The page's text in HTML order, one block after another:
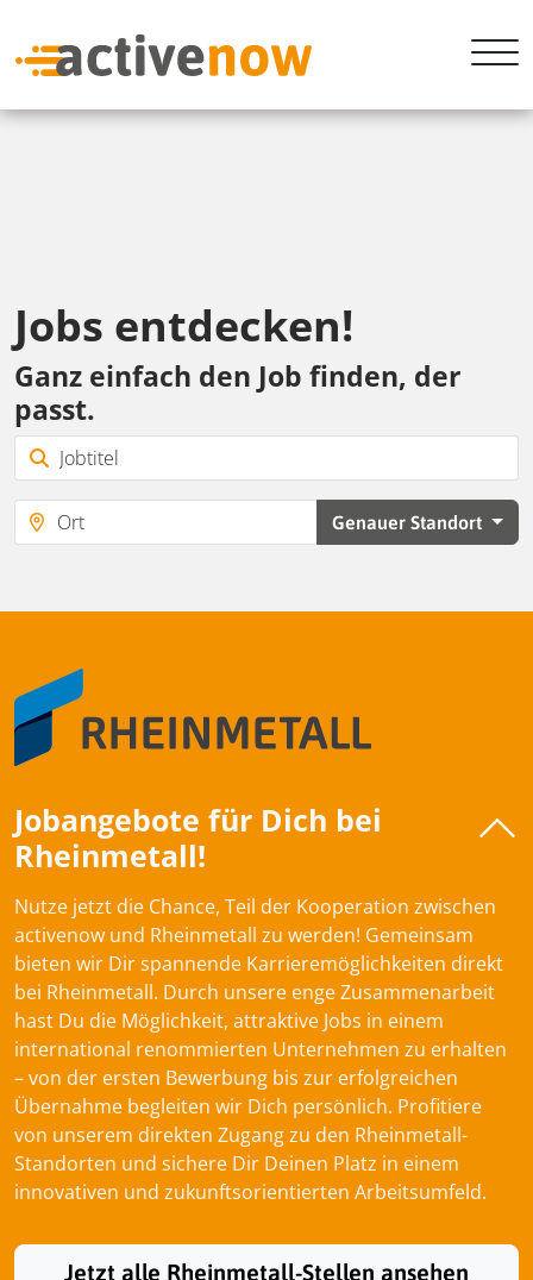
Jobs entdecken!
Ganz einfach den Job finden, der
passt.
Genauer Standort
Jobangebote für Dich bei
Rheinmetall!
Nutze jetzt die Chance, Teil der Kooperation zwischen
activenow und Rheinmetall zu werden! Gemeinsam
bieten wir Dir spannende Karrieremöglichkeiten direkt
bei Rheinmetall. Durch unsere enge Zusammenarbeit
hast Du die Möglichkeit, attraktive Jobs in einem
international renommierten Unternehmen zu erhalten
– von der ersten Bewerbung bis zur erfolgreichen
Übernahme begleiten wir Dich persönlich. Profitiere
von unserem direkten Zugang zu den Rheinmetall-
Standorten und sichere Dir Deinen Platz in einem
innovativen und zukunftsorientierten Arbeitsumfeld.
Jetzt alle Rheinmetall-Stellen ansehen